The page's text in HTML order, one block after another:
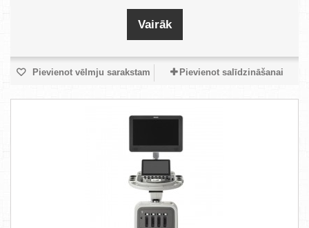
Vairāk
Pievienot vēlmju sarakstam Pievienot salīdzināšanai